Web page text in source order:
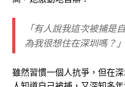
「有人說我這次被捕是
為我很想住在深圳嗎？」
雖然習慣一個人抗爭，但在